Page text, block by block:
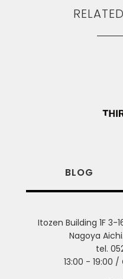
RELATED
BLOG
Itozen Building 1F
Nagoya
tel.
13:00 - 19:00